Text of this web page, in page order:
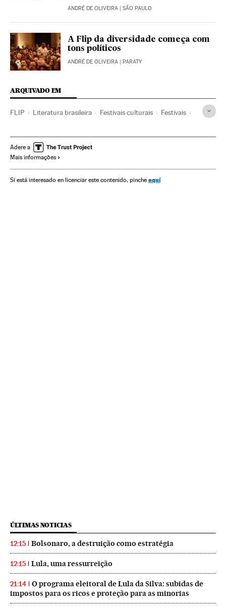
ANDRÉ DE OLIVEIRA | SÃO PAULO
A Flip da diversidade começa com
tons políticos
ANDRÉ DE OLIVEIRA | PARATY
ARQUIVADO EM
FLIP Literatura brasileira Festivais culturais Festivais
América Latina Agenda
Adere a
Mais informações
Si está interesado en licenciar este contenido, pinche aquí
ÚLTIMAS NOTICIAS
12:15 Bolsonaro, a destruição como estratégia
12:15 Lula, uma ressurreição
21:14
O programa eleitoral de Lula da Silva: subidas de
impostos para os ricos e proteção para as minorias